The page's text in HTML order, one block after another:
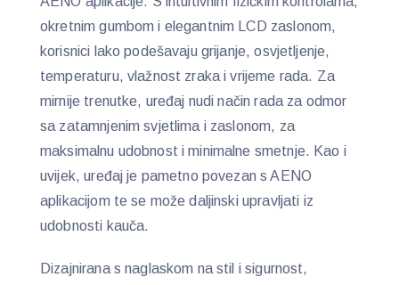
okretnim gumbom i elegantnim LCD zaslonom,
korisnici lako podešavaju grijanje, osvjetljenje,
temperaturu, vlažnost zraka i vrijeme rada. Za
mirnije trenutke, uređaj nudi način rada za odmor
sa zatamnjenim svjetlima i zaslonom, za
maksimalnu udobnost i minimalne smetnje. Kao i
uvijek, uređaj je pametno povezan s AENO
aplikacijom te se može daljinski upravljati iz
udobnosti kauča.
Dizajnirana s naglaskom na stil i sigurnost,